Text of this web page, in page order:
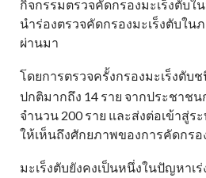
กิจกรรมตรวจคัดกรองมะเร็งตับใ
นำร่องตรวจคัดกรองมะเร็งตับใน
ผ่านมา
โดยการตรวจครั้งกรองมะเร็งตับช
ปกติมากถึง 14 ราย จากประชาช
จำนวน 200 ราย และส่งต่อเข้าสู่
ให้เห็นถึงศักยภาพของการคัดกร
มะเร็งตับยังคงเป็นหนึ่งในปัญหา